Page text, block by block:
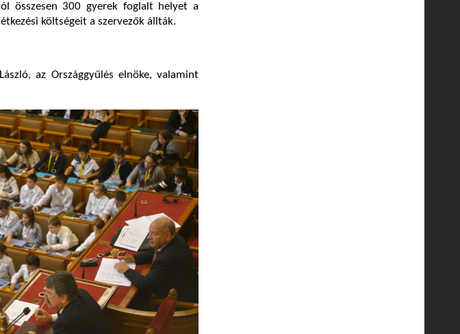
összesen 300 gyerek foglalt helyet a
költségeit a szervezők állták.
az Országgyűlés elnöke, valamint